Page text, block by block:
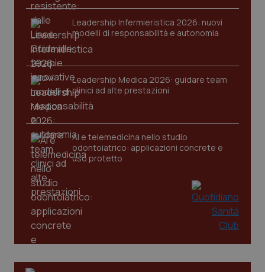
Leadership Infermieristica 2026: nuovi
modelli di responsabilità e autonomia
Leadership Medica 2026: guidare team
clinici ad alte prestazioni
AI e telemedicina nello studio
odontoiatrico: applicazioni concrete e
uso protetto
CookieScriptConsent
www.quotidianosanita.it
tracking-sites-ironfish-
tracking-enable
www.quotidianosanita.it